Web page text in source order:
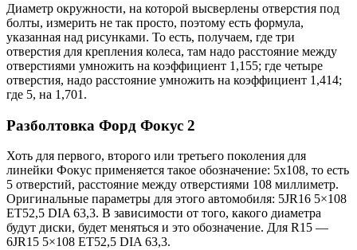
Диаметр окружности, на которой высверлены отверстия под
болты, измерить не так просто, поэтому есть формула,
указанная над рисунками. То есть, получаем, где три
отверстия для крепления колеса, там надо расстояние между
отверстиями умножить на коэффициент 1,155; где четыре
отверстия, надо расстояние умножить на коэффициент 1,414;
где 5, на 1,701.
Разболтовка Форд Фокус 2
Хоть для первого, второго или третьего поколения для
линейки Фокус применяется такое обозначение: 5х108, то есть
5 отверстий, расстояние между отверстиями 108 миллиметр.
Оригинальные параметры для этого автомобиля: 5JR16 5×108
ET52,5 DIA 63,3. В зависимости от того, какого диаметра
будут диски, будет меняться и это обозначение. Для R15 —
6JR15 5×108 ET52,5 DIA 63,3.